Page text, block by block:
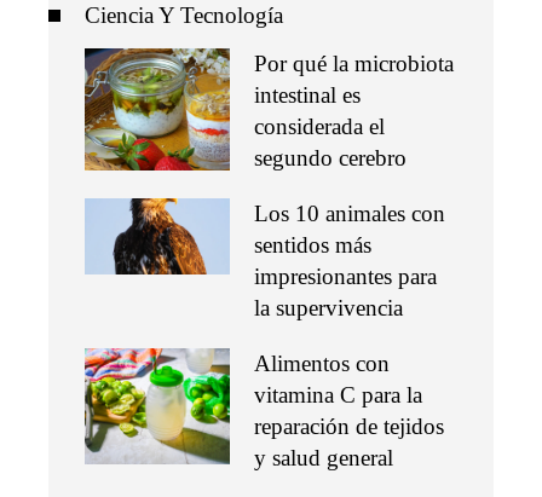
Ciencia Y Tecnología
Por qué la microbiota
intestinal es
considerada el
segundo cerebro
Los 10 animales con
sentidos más
impresionantes para
la supervivencia
Alimentos con
vitamina C para la
reparación de tejidos
y salud general